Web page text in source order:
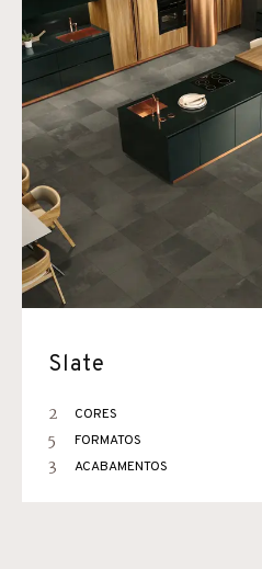
Slate
2 CORES
5 FORMATOS
3 ACABAMENTOS